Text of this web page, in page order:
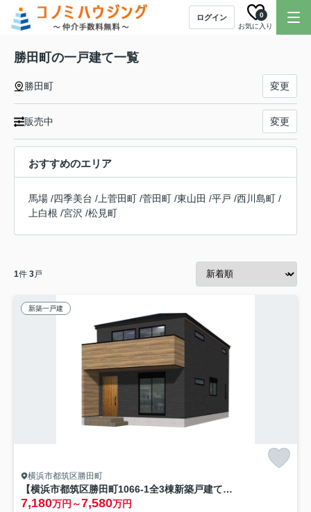
ログイン
お気に入り
0
勝田町の一戸建て一覧
勝田町 変更
販売中 変更
おすすめのエリア
馬場 /四季美台 / 上菅田町 /菅田町 /東山田 /平戸 /西川島町 /
上白根 /宮沢 /松見町
1件 3戸
新築一戸建
横浜市都筑区勝田町
【横浜市都筑区勝田町1066-1全3棟新築戸建て】★仲介手数料無料★（勝田小学校・早渕中学校）
7,180万円～7,580万円